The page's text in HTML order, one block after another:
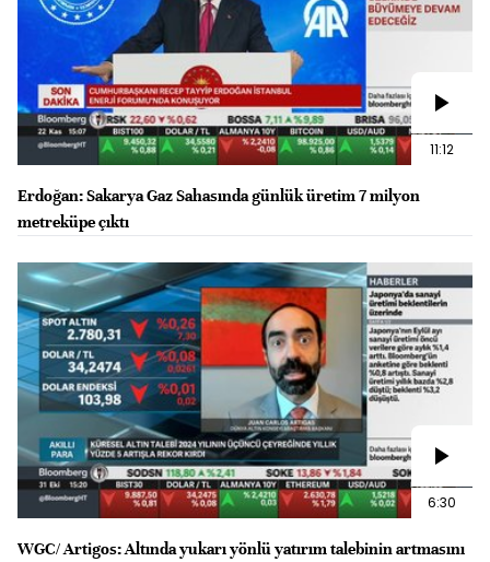
11:12
Erdoğan: Sakarya Gaz Sahasında günlük üretim 7 milyon
metreküpe çıktı
6:30
WGC/ Artigos: Altında yukarı yönlü yatırım talebinin artmasını